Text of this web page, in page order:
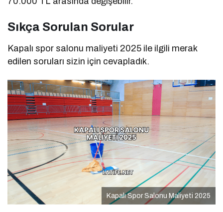
Sıkça Sorulan Sorular
Kapalı spor salonu maliyeti 2025 ile ilgili merak
edilen soruları sizin için cevapladık.
Kapalı Spor Salonu Maliyeti 2025